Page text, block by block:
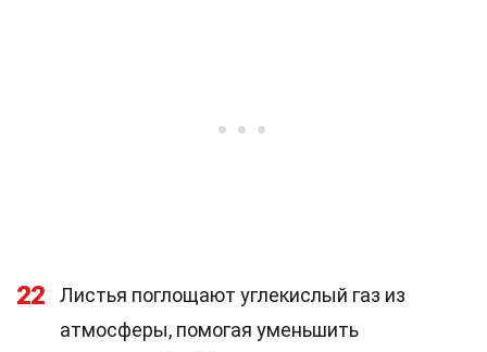
22
Листья поглощают углекислый газ из
атмосферы, помогая уменьшить